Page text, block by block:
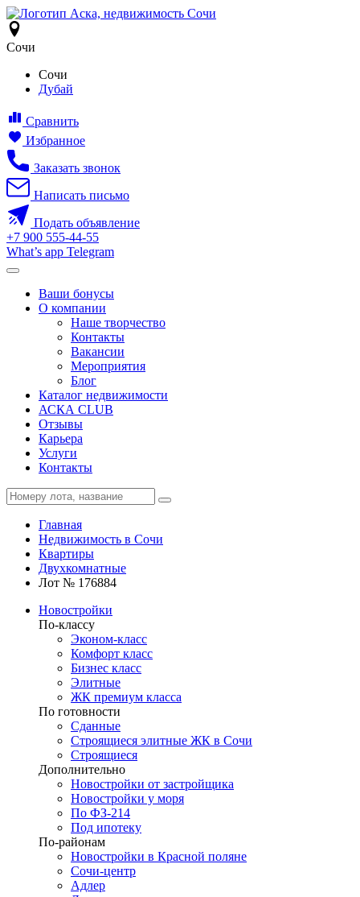
Сочи
Сочи
Дубай
Сравнить
Избранное
Заказать звонок
Написать письмо
Подать объявление
+7 900 555-44-55
What’s app Telegram
Ваши бонусы
О компании
Наше творчество
Контакты
Вакансии
Мероприятия
Блог
Каталог недвижимости
АСКА CLUB
Отзывы
Карьера
Услуги
Контакты
Главная
Недвижимость в Сочи
Квартиры
Двухкомнатные
Лот № 176884
Новостройки
По-классу
Эконом-класс
Комфорт класс
Бизнес класс
Элитные
ЖК премиум класса
По готовности
Сданные
Строящиеся элитные ЖК в Сочи
Строящиеся
Дополнительно
Новостройки от застройщика
Новостройки у моря
По ФЗ-214
Под ипотеку
По-районам
Новостройки в Красной поляне
Сочи-центр
Адлер